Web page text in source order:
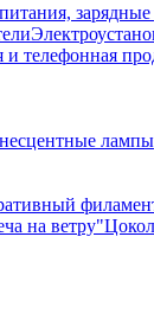
зарядные
и телефонная
лампы
на ветру"